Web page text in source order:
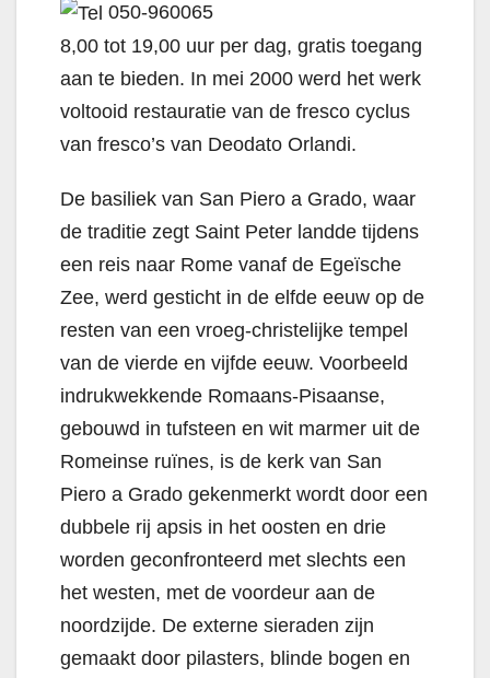
050-960065
8,00 tot 19,00 uur per dag, gratis toegang
aan te bieden. In mei 2000 werd het werk
voltooid restauratie van de fresco cyclus
van fresco’s van Deodato Orlandi.
De basiliek van San Piero a Grado, waar
de traditie zegt Saint Peter landde tijdens
een reis naar Rome vanaf de Egeïsche
Zee, werd gesticht in de elfde eeuw op de
resten van een vroeg-christelijke tempel
van de vierde en vijfde eeuw. Voorbeeld
indrukwekkende Romaans-Pisaanse,
gebouwd in tufsteen en wit marmer uit de
Romeinse ruïnes, is de kerk van San
Piero a Grado gekenmerkt wordt door een
dubbele rij apsis in het oosten en drie
worden geconfronteerd met slechts een
het westen, met de voordeur aan de
noordzijde. De externe sieraden zijn
gemaakt door pilasters, blinde bogen en